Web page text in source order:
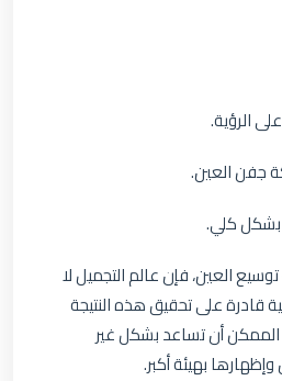
الرؤية.
جفن العين.
بشكل كلي.
العين، فإن عالم التجميل لا
قادرة على تحقيق هذه النتيجة
أن تساعد بشكل غير
بهيئة أكبر.